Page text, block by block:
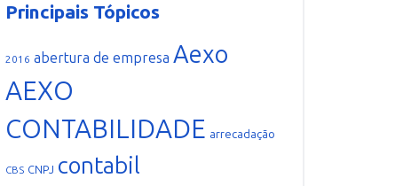
Principais Tópicos
2016 abertura de empresa Aexo
AEXO
CONTABILIDADE arrecadação
CBS CNPJ contabil